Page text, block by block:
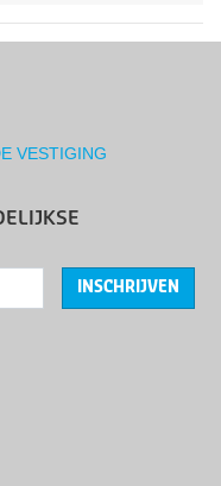
VESTIGING
INSCHRIJVEN